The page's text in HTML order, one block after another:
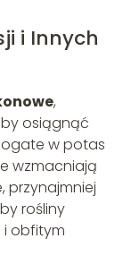
i Innych
,
osiągnąć
w potas
wzmacniają
przynajmniej
rośliny
i obfitym